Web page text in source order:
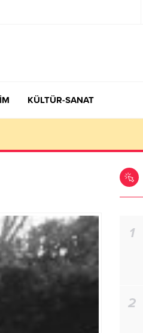
KÜLTÜR-SANAT
Gazetesi – Kocaeli Haber
1
2